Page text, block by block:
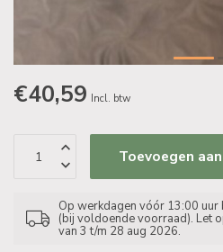
€40,59 Incl. btw
Toevoegen
Op werkdagen vóór 13:00
(bij voldoende voorraad). Let
van 3 t/m 28 aug 2026.